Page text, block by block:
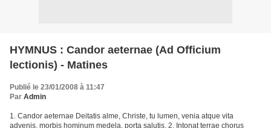
HYMNUS : Candor aeternae (Ad Officium
lectionis) - Matines
Publié le 23/01/2008 à 11:47
Par Admin
1. Candor aeternae Deitatis alme, Christe, tu lumen, venia atque vita
advenis, morbis hominum medela, porta salutis. 2. Intonat terrae chorus